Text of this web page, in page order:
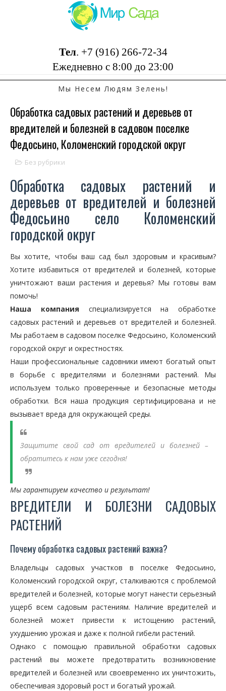
Тел. +7 (916) 266-72-34
Ежедневно с 8:00 до 23:00
Мы Несем Людям Зелень!
Обработка садовых растений и деревьев от
вредителей и болезней в садовом поселке
Федосьино, Коломенский городской округ
Без рубрики
Обработка садовых растений и
деревьев от вредителей и болезней
Федосьино село Коломенский
городской округ
Вы хотите, чтобы ваш сад был здоровым и красивым?
Хотите избавиться от вредителей и болезней, которые
уничтожают ваши растения и деревья? Мы готовы вам
помочь!
Наша компания специализируется на обработке
садовых растений и деревьев от вредителей и болезней.
Мы работаем в садовом поселке Федосьино, Коломенский
городской округ и окрестностях.
Наши профессиональные садовники имеют богатый опыт
в борьбе с вредителями и болезнями растений. Мы
используем только проверенные и безопасные методы
обработки. Вся наша продукция сертифицирована и не
вызывает вреда для окружающей среды.
Защитите свой сад от вредителей и болезней –
обратитесь к нам уже сегодня!
Мы гарантируем качество и результат!
ВРЕДИТЕЛИ И БОЛЕЗНИ САДОВЫХ
РАСТЕНИЙ
Почему обработка садовых растений важна?
Владельцы садовых участков в поселке Федосьино,
Коломенский городской округ, сталкиваются с проблемой
вредителей и болезней, которые могут нанести серьезный
ущерб всем садовым растениям. Наличие вредителей и
болезней может привести к истощению растений,
ухудшению урожая и даже к полной гибели растений.
Однако с помощью правильной обработки садовых
растений вы можете предотвратить возникновение
вредителей и болезней или своевременно их уничтожить,
обеспечивая здоровый рост и богатый урожай.